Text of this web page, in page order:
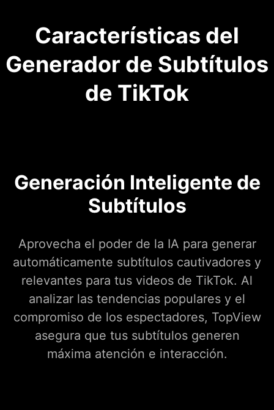
Características del
Generador de Subtítulos
de TikTok
Generación Inteligente de
Subtítulos
Aprovecha el poder de la IA para generar
automáticamente subtítulos cautivadores y
relevantes para tus videos de TikTok. Al
analizar las tendencias populares y el
compromiso de los espectadores, TopView
asegura que tus subtítulos generen
máxima atención e interacción.